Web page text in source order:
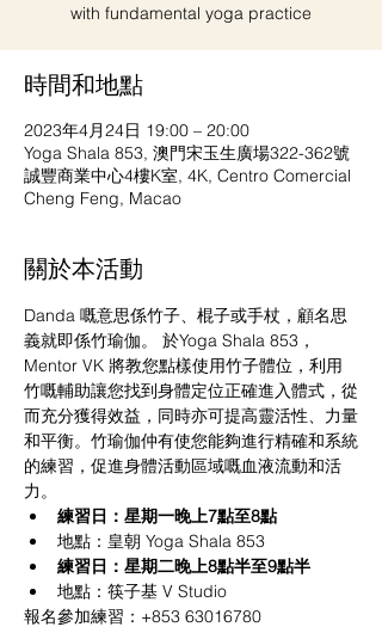
with fundamental yoga practice
時間和地點
2023年4月24日 19:00 – 20:00
Yoga Shala 853, 澳門宋玉生廣場322-362號
誠豐商業中心4樓K室, 4K, Centro Comercial
Cheng Feng, Macao
關於本活動
Danda 嘅意思係竹子、棍子或手杖，顧名思
義就即係竹瑜伽。 於Yoga Shala 853，
Mentor VK 將教您點樣使用竹子體位，利用
竹嘅輔助讓您找到身體定位正確進入體式，從
而充分獲得效益，同時亦可提高靈活性、力量
和平衡。竹瑜伽仲有使您能夠進行精確和系統
的練習，促進身體活動區域嘅血液流動和活
力。
練習日：星期一晚上7點至8點
地點：皇朝 Yoga Shala 853
練習日：星期二晚上8點半至9點半
地點：筷子基 V Studio
報名參加練習：+853 63016780